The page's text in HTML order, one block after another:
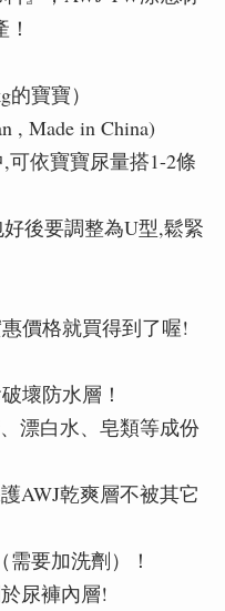
寶寶）
, Made in China)
依寶寶尿量搭1-2條
要調整為U型,鬆緊
價格就買得到了喔!
壞防水層！
漂白水、皂類等成份
AWJ乾爽層不被其它
要加洗劑）！
尿褲內層!